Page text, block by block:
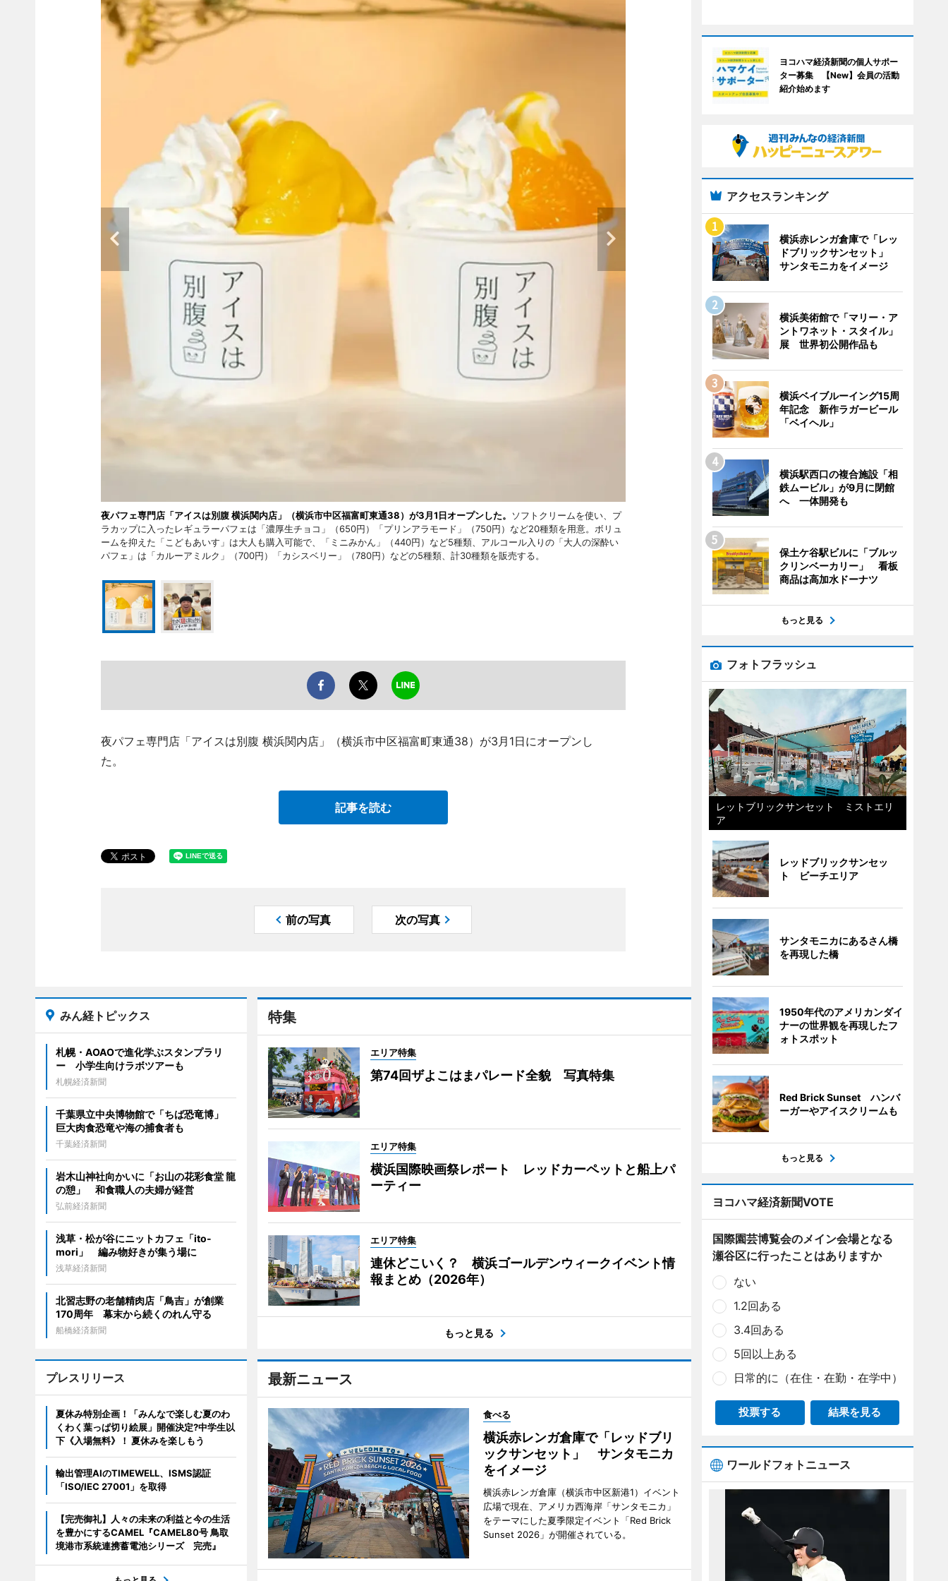
夜パフェ専門店「アイスは別腹 横浜関内店」（横浜市中区福富町東通38）が3月1日オープンした。
ソフトクリームを使い、プ
ラカップに入ったレギュラーパフェは「濃厚生チョコ」（650円）「プリンアラモード」（750円）など20種類を用意。ボリュ
ームを抑えた「こどもあいす」は大人も購入可能で、「ミニみかん」（440円）など5種類、アルコール入りの「大人の深酔い
パフェ」は「カルーアミルク」（700円）「カシスベリー」（780円）などの5種類、計30種類を販売する。
夜パフェ専門店「アイスは別腹 横浜関内店」（横浜市中区福富町東通38）が3月1日にオープンし
た。
記事を読む
前の写真 次の写真
特集
エリア特集
第74回ザよこはまパレード全貌 写真特集
エリア特集
横浜国際映画祭レポート レッドカーペットと船上パ
ーティー
エリア特集
連休どこいく？ 横浜ゴールデンウィークイベント情
報まとめ（2026年）
もっと見る
最新ニュース
食べる
横浜赤レンガ倉庫で「レッドブリ
ックサンセット」 サンタモニカ
をイメージ
横浜赤レンガ倉庫（横浜市中区新港1）イベント
広場で現在、アメリカ西海岸「サンタモニカ」
をテーマにした夏季限定イベント「Red Brick
Sunset 2026」が開催されている。
みん経トピックス
札幌・AOAOで進化学ぶスタンプラリ
ー 小学生向けラボツアーも
札幌経済新聞
千葉県立中央博物館で「ちば恐竜博」
巨大肉食恐竜や海の捕食者も
千葉経済新聞
岩木山神社向かいに「お山の花彩食堂 龍
の憩」 和食職人の夫婦が経営
弘前経済新聞
浅草・松が谷にニットカフェ「ito-
mori」 編み物好きが集う場に
浅草経済新聞
北習志野の老舗精肉店「鳥吉」が創業
170周年 幕末から続くのれん守る
船橋経済新聞
プレスリリース
夏休み特別企画！「みんなで楽しむ夏のわ
くわく葉っぱ切り絵展」開催決定?中学生以
下《入場無料》！ 夏休みを楽しもう
輸出管理AIのTIMEWELL、ISMS認証
「ISO/IEC 27001」を取得
【完売御礼】人々の未来の利益と今の生活
を豊かにするCAMEL『CAMEL80号 鳥取
境港市系統連携蓄電池シリーズ 完売』
ヨコハマ経済新聞の個人サポー
ター募集 【New】会員の活動
紹介始めます
アクセスランキング
横浜赤レンガ倉庫で「レッ
ドブリックサンセット」
サンタモニカをイメージ
横浜美術館で「マリー・ア
ントワネット・スタイル」
展 世界初公開作品も
横浜ベイブルーイング15周
年記念 新作ラガービール
「ベイヘル」
横浜駅西口の複合施設「相
鉄ムービル」が9月に閉館
へ 一体開発も
保土ケ谷駅ビルに「ブルッ
クリンベーカリー」 看板
商品は高加水ドーナツ
もっと見る
フォトフラッシュ
レットブリックサンセット ミストエリ
ア
レッドブリックサンセッ
ト ビーチエリア
サンタモニカにあるさん橋
を再現した橋
1950年代のアメリカンダイ
ナーの世界観を再現したフ
ォトスポット
Red Brick Sunset ハンバ
ーガーやアイスクリームも
もっと見る
ヨコハマ経済新聞VOTE
国際園芸博覧会のメイン会場となる
瀬谷区に行ったことはありますか
ない
1.2回ある
3.4回ある
5回以上ある
日常的に（在住・在勤・在学中）
投票する 結果を見る
ワールドフォトニュース